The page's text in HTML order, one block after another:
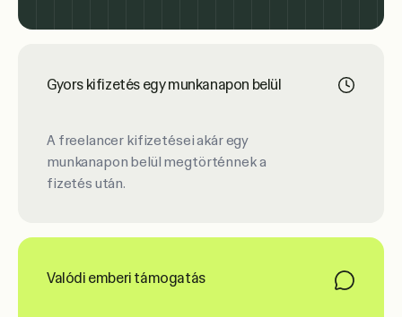
Valódi emberi támogatás
Gyors kifizetés egy munkanapon belül
A freelancer kifizetései akár egy
munkanapon belül megtörténnek a
fizetés után.